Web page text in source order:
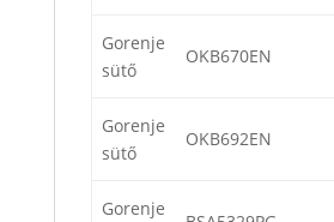
Gorenje
sütő
OKB670EN
Gorenje
sütő
OKB692EN
Gorenje